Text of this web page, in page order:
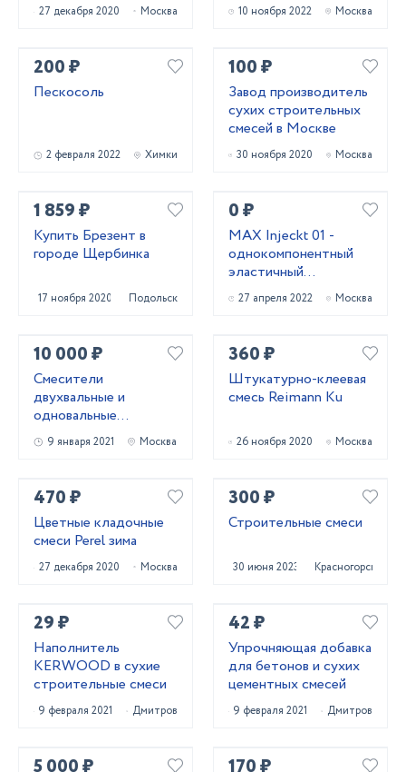
27 декабря 2020 Москва 10 ноября 2022 Москва
200 ₽
Пескосоль
2 февраля 2022 Химки
100 ₽
Завод производитель
сухих строительных
смесей в Москве
30 ноября 2020 Москва
1 859 ₽
Купить Брезент в
городе Щербинка
17 ноября 2020 Подольск
0 ₽
MAX Injeckt 01 -
однокомпонентный
эластичный
гидроизоляционный
состав
27 апреля 2022 Москва
10 000 ₽
Смесители
двухвальные и
одновальные
С-3,С-6,С-12 торфа,
удобрений, кормов,
мела
9 января 2021 Москва
360 ₽
Штукатурно-клеевая
смесь Reimann Ku
26 ноября 2020 Москва
470 ₽
Цветные кладочные
смеси Perel зима
27 декабря 2020 Москва
300 ₽
Строительные смеси
30 июня 2023 Красногорск
29 ₽
Наполнитель
KERWOOD в сухие
строительные смеси
9 февраля 2021 Дмитров
42 ₽
Упрочняющая добавка
для бетонов и сухих
цементных смесей
9 февраля 2021 Дмитров